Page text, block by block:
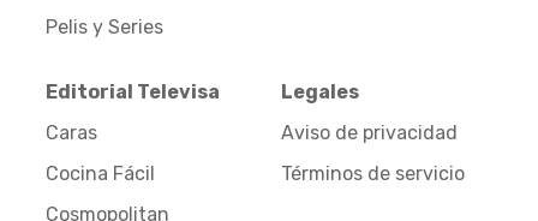
Pelis y Series
Editorial Televisa
Caras
Cocina Fácil
Cosmopolitan
Legales
Aviso de privacidad
Términos de servicio